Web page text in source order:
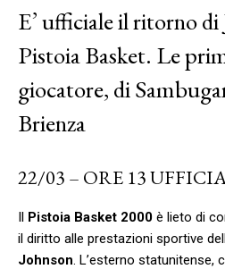
E’ ufficiale il ritorno di
Pistoia Basket. Le
giocatore, di
Brienza
22/03 – ORE 13
Il Pistoia Basket 2000 è lieto di
il diritto alle prestazioni sportive
Johnson. L’esterno statunitense,